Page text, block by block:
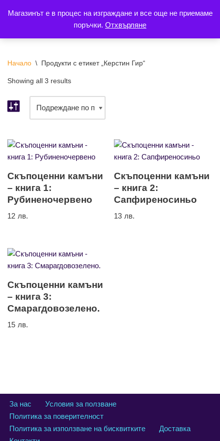
Магазинът е в процес на изграждане и все още не приемаме
поръчки. Отхвърляне
към
Начало \ Продукти с етикет „Керстин Гир“
Showing all 3 results
Скъпоценни камъни
– книга 1:
Рубиненочервено
12 лв.
Скъпоценни камъни
– книга 2:
Сапфиреносиньо
13 лв.
Скъпоценни камъни
– книга 3:
Смарагдовозелено.
15 лв.
За нас
Условия за ползване
Политика за поверителност
Политика за използване на бисквитките
Доставка